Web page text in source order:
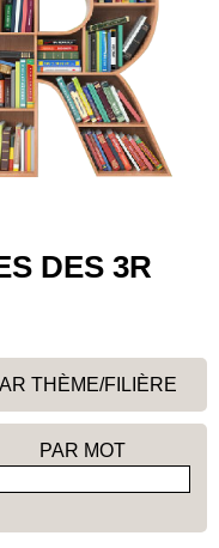
DES 3R
THÈME/FILIÈRE
PAR MOT